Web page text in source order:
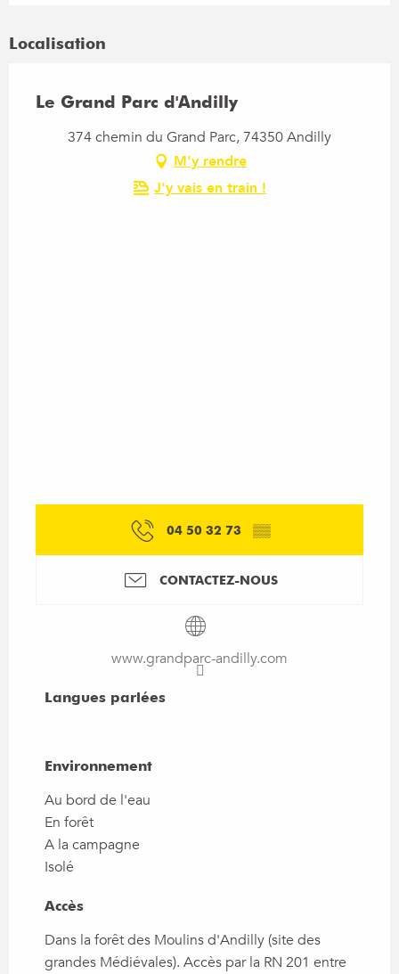
Localisation
Le Grand Parc d'Andilly
374 chemin du Grand Parc, 74350 Andilly
M'y rendre
J'y vais en train !
04 50 32 73 ▒▒
CONTACTEZ-NOUS
www.grandparc-andilly.com
Langues parlées
Langues parlées
Environnement
Environnement
Au bord de l'eau
En forêt
A la campagne
Isolé
Accès
Accès
Dans la forêt des Moulins d'Andilly (site des
grandes Médiévales). Accès par la RN 201 entre